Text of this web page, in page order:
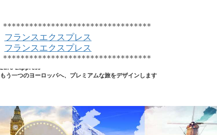
**********************************
フランスエクスプレス
フランスエクスプレス
**********************************
Euro Exppress
もう一つのヨーロッパへ、プレミアムな旅をデザインします